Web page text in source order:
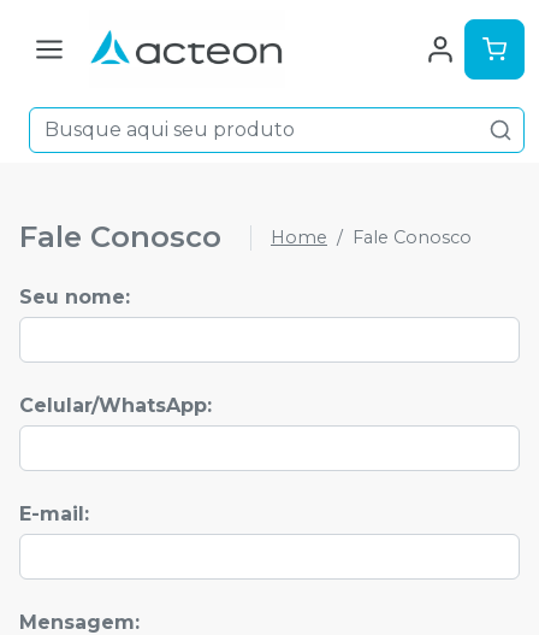
Fale Conosco Home Fale Conosco
Seu nome:
Celular/WhatsApp:
E-mail:
Mensagem: